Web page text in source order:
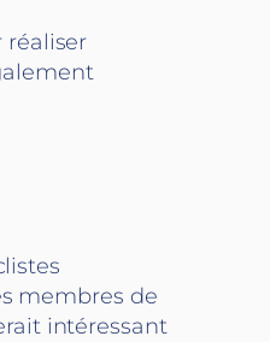
réaliser
membres de
intéressant